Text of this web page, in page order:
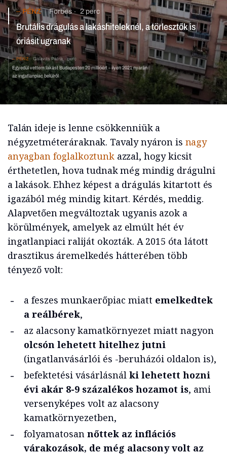
PÉNZ Forbes 2 perc
Brutális drágulás a lakáshiteleknél, a törlesztők is
óriásit ugranak
PÉNZ Galavits Patrik perc
Egyedül vettem lakást Budapesten 20 millióért – ilyen 2021 nyarán
az ingatlanpiac belülről
Talán ideje is lenne csökkenniük a
négyzetméteráraknak. Tavaly nyáron is nagy
anyagban foglalkoztunkazzal, hogy kicsit
érthetetlen, hova tudnak még mindig drágulni
a lakások. Ehhez képest a drágulás kitartott és
igazából még mindig kitart. Kérdés, meddig.
Alapvetően megváltoztak ugyanis azok a
körülmények, amelyek az elmúlt hét év
ingatlanpiaci raliját okozták. A 2015 óta látott
drasztikus áremelkedés hátterében több
tényező volt:
a feszes munkaerőpiac miatt emelkedtek
a reálbérek,
az alacsony kamatkörnyezet miatt nagyon
olcsón lehetett hitelhez jutni
(ingatlanvásárlói és -beruházói oldalon is),
befektetési vásárlásnál ki lehetett hozni
évi akár 8-9 százalékos hozamot is, ami
versenyképes volt az alacsony
kamatkörnyezetben,
folyamatosan nőttek az inflációs
várakozások, de még alacsony volt az